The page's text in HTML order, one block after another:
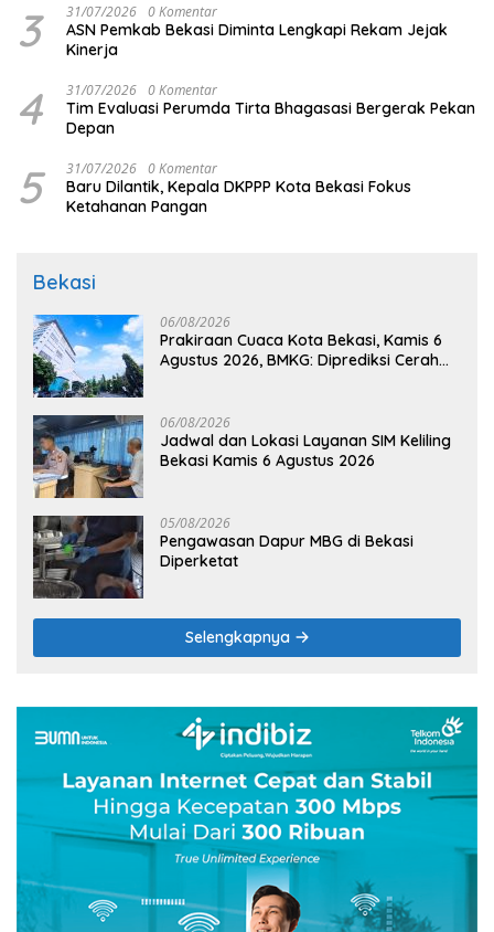
3 31/07/2026 0 Komentar
ASN Pemkab Bekasi Diminta Lengkapi Rekam Jejak
Kinerja
4 31/07/2026 0 Komentar
Tim Evaluasi Perumda Tirta Bhagasasi Bergerak Pekan
Depan
5 31/07/2026 0 Komentar
Baru Dilantik, Kepala DKPPP Kota Bekasi Fokus
Ketahanan Pangan
Bekasi
06/08/2026
Prakiraan Cuaca Kota Bekasi, Kamis 6
Agustus 2026, BMKG: Diprediksi Cerah
06/08/2026
Jadwal dan Lokasi Layanan SIM Keliling
Bekasi Kamis 6 Agustus 2026
05/08/2026
Pengawasan Dapur MBG di Bekasi
Diperketat
Selengkapnya